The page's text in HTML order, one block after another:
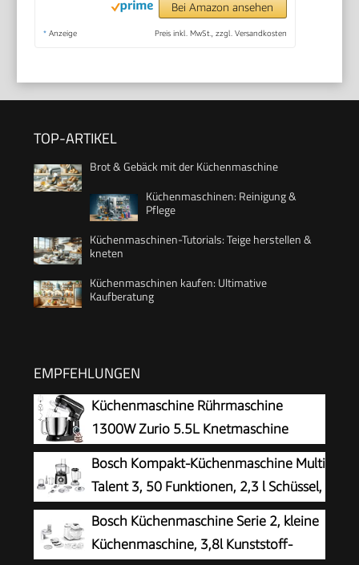
Bei Amazon ansehen
* Anzeige Preis inkl. MwSt., zzgl. Versandkosten
TOP-ARTIKEL
Brot & Gebäck mit der Küchenmaschine
Küchenmaschinen: Reinigung &
Pflege
Küchenmaschinen-Tutorials: Teige herstellen &
kneten
Küchenmaschinen kaufen: Ultimative
Kaufberatung
EMPFEHLUNGEN
Küchenmaschine Rührmaschine
1300W Zurio 5.5L Knetmaschine
Rührmaschine 10-Gang-Roboter-
Knetmaschine mit Leiser Gärfunktion, mit
Zubehör Knethaken, Schneebesen, Schwarzer
Kneter
Bosch Kompakt-Küchenmaschine Multi
Talent 3, 50 Funktionen, 2,3 l Schüssel,
Mixer, spülmaschinengeeignet,
Universalzerkleinerer, kleine Küchenmaschine,
800 Watt, schwarz/Edelstahl, MCM3501M
Bosch Küchenmaschine Serie 2, kleine
Küchenmaschine, 3,8l Kunststoff-